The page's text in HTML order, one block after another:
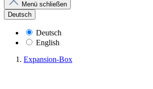
Menü schließen
Deutsch
Deutsch
English
Expansion-Box